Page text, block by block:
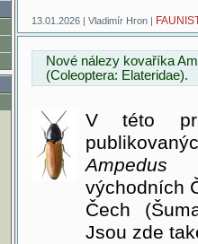
13.01.2026 | Vladimír Hron |
Nové nálezy kovaříka
(Coleoptera: Elateridae).
V této
Ampedus
východních
Čech
Jsou zde